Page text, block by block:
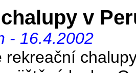
v
- 16.4.2002
rekreační